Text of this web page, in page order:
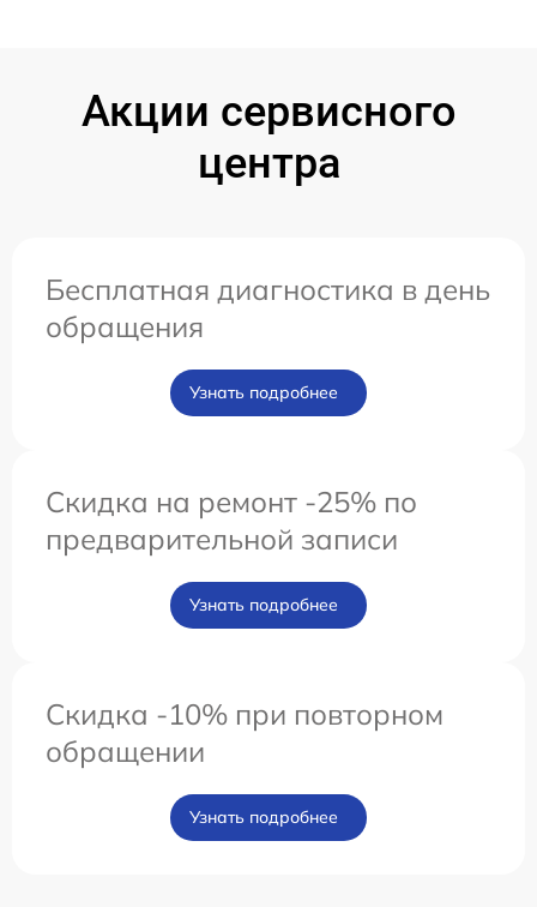
Акции сервисного
центра
Бесплатная диагностика в день
обращения
Узнать подробнее
Скидка на ремонт -25% по
предварительной записи
Узнать подробнее
Скидка -10% при повторном
обращении
Узнать подробнее